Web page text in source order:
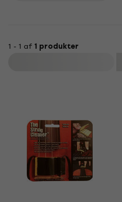
1 - 1 af 1 produkter